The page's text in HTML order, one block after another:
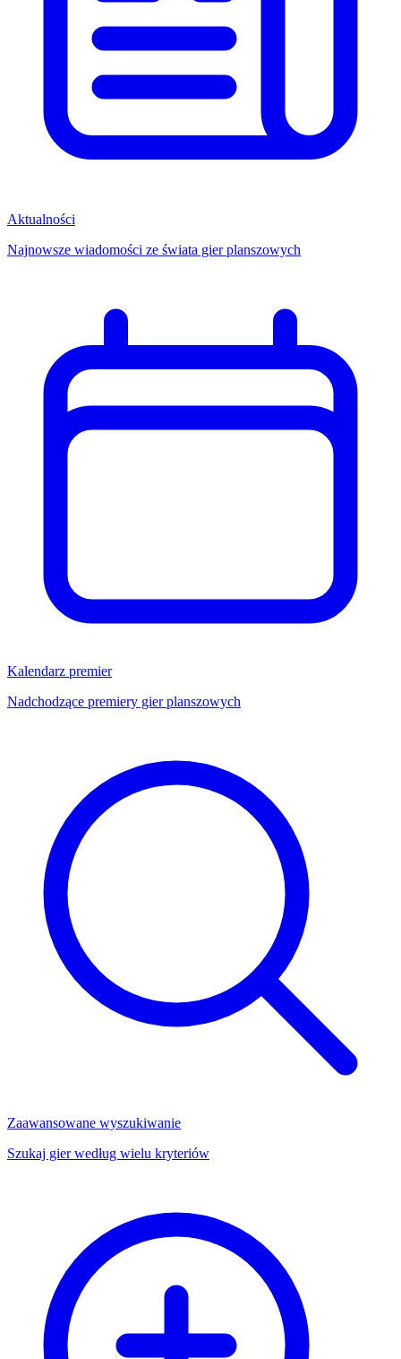
Aktualności
Najnowsze wiadomości ze świata gier planszowych
Kalendarz premier
Nadchodzące premiery gier planszowych
Zaawansowane wyszukiwanie
Szukaj gier według wielu kryteriów